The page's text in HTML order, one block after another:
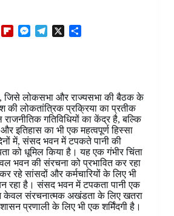
o
a
r
d
M
g
e
r
a
m
X
जिसे लोकसभा और राज्यसभा की बैठक के
की लोकतांत्रिक प्रक्रिया का प्रतीक
गतिविधियों का केंद्र है, बल्कि
इतिहास का भी एक महत्वपूर्ण हिस्सा
में, संसद भवन में टपकते पानी की
को धूमिल किया है। यह एक गंभीर चिंता
भवन की संरचना को प्रभावित कर रहा
रहे सांसदों और कर्मचारियों के लिए भी
रहा है। संसद भवन में टपकता पानी एक
केवल संरचनात्मक अखंडता के लिए खतरा
प्रणाली के लिए भी एक शर्मिंदगी है।